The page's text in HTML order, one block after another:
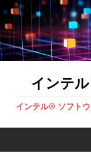
インテ
インテル® ソフトウ